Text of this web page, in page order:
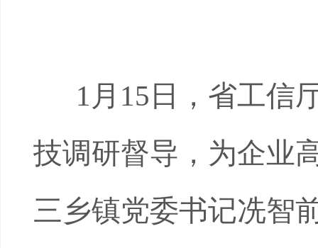
1 月 15 日，省工信
技调研督导，为企业
三乡镇党委书记冼智